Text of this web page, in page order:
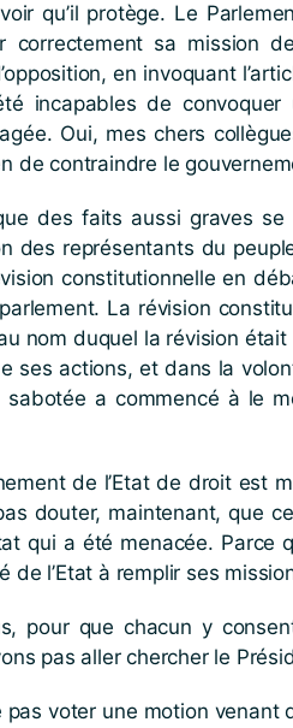
qu’il protège. Le
sa mission
en invoquant
incapables de
Oui, mes chers
de contraindre le
des faits aussi graves
des représentants du
constitutionnelle en
La révision
nom duquel la révision
ses actions, et dans la
sabotée a commencé à le
de l’Etat de droit est
douter, maintenant, que
qui a été menacée.
de l’Etat à remplir ses
pour que chacun y
pas aller chercher le
voter une motion